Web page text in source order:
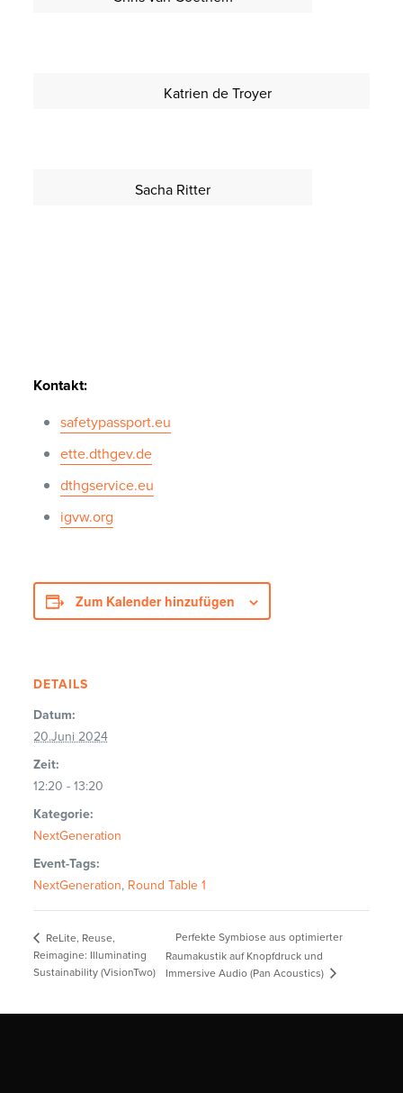
Katrien de Troyer
Sacha Ritter
Kontakt:
safetypassport.eu
ette.dthgev.de
dthgservice.eu
igvw.org
Zum Kalender hinzufügen
DETAILS
Datum:
20.Juni 2024
Zeit:
12:20 - 13:20
Kategorie:
NextGeneration
Event-Tags:
NextGeneration, Round Table 1
ReLite, Reuse,
Reimagine: Illuminating
Sustainability (VisionTwo)
Perfekte Symbiose aus optimierter
Raumakustik auf Knopfdruck und
Immersive Audio (Pan Acoustics)